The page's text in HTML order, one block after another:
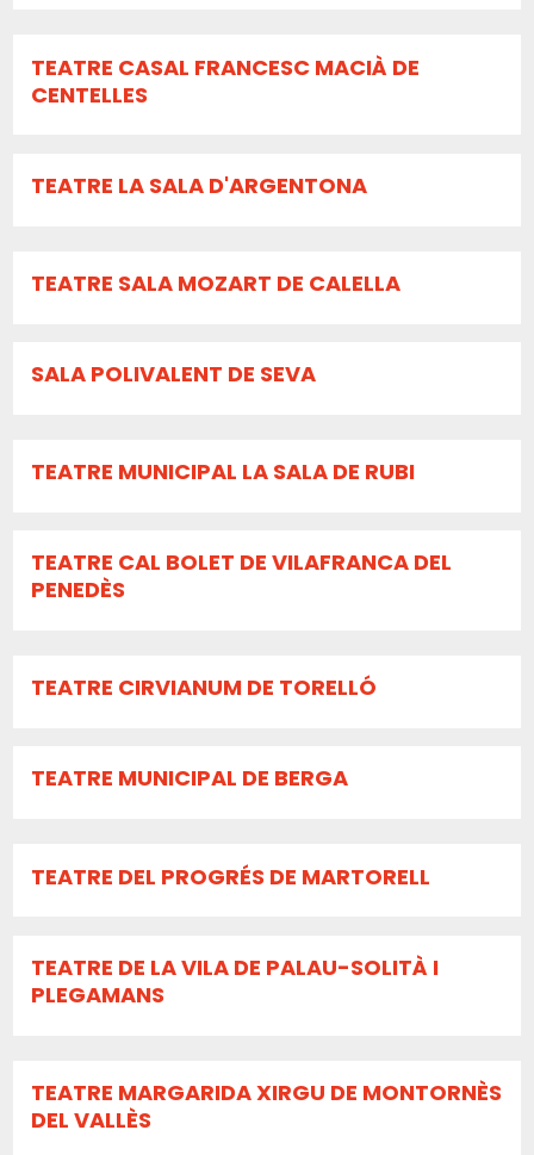
TEATRE CASAL FRANCESC MACIÀ DE
CENTELLES
TEATRE LA SALA D'ARGENTONA
TEATRE SALA MOZART DE CALELLA
SALA POLIVALENT DE SEVA
TEATRE MUNICIPAL LA SALA DE RUBI
TEATRE CAL BOLET DE VILAFRANCA DEL
PENEDÈS
TEATRE CIRVIANUM DE TORELLÓ
TEATRE MUNICIPAL DE BERGA
TEATRE DEL PROGRÉS DE MARTORELL
TEATRE DE LA VILA DE PALAU-SOLITÀ I
PLEGAMANS
TEATRE MARGARIDA XIRGU DE MONTORNÈS
DEL VALLÈS